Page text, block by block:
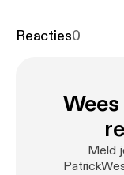
Reacties0
Meld